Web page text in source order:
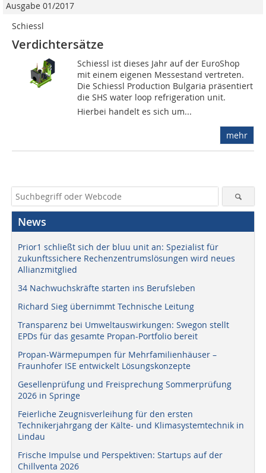
Ausgabe 01/2017
Schiessl
Verdichtersätze
Schiessl ist dieses Jahr auf der EuroShop
mit einem eigenen Messestand vertreten.
Die Schiessl Production Bulgaria präsentiert
die SHS water loop refrigeration unit.
Hierbei handelt es sich um...
mehr
News
Prior1 schließt sich der bluu unit an: Spezialist für
zukunftssichere Rechenzentrumslösungen wird neues
Allianzmitglied
34 Nachwuchskräfte starten ins Berufsleben
Richard Sieg übernimmt Technische Leitung
Transparenz bei Umweltauswirkungen: Swegon stellt
EPDs für das gesamte Propan-Portfolio bereit
Propan-Wärmepumpen für Mehrfamilienhäuser –
Fraunhofer ISE entwickelt Lösungskonzepte
Gesellenprüfung und Freisprechung Sommerprüfung
2026 in Springe
Feierliche Zeugnisverleihung für den ersten
Technikerjahrgang der Kälte- und Klimasystemtechnik in
Lindau
Frische Impulse und Perspektiven: Startups auf der
Chillventa 2026